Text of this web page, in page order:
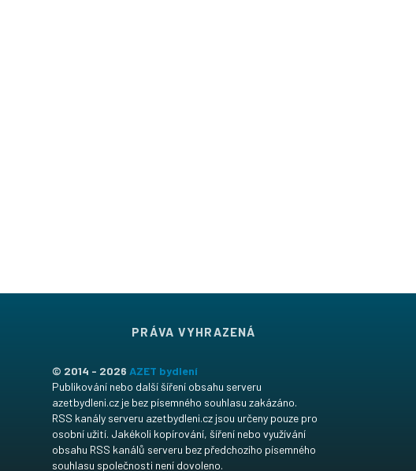
PRÁVA VYHRAZENÁ
© 2014 - 2026 AZET bydlení
Publikování nebo další šíření obsahu serveru
azetbydleni.cz je bez písemného souhlasu zakázáno.
RSS kanály serveru azetbydleni.cz jsou určeny pouze pro
osobní užití. Jakékoli kopírování, šíření nebo využívání
obsahu RSS kanálů serveru bez předchozího písemného
souhlasu společnosti není dovoleno.